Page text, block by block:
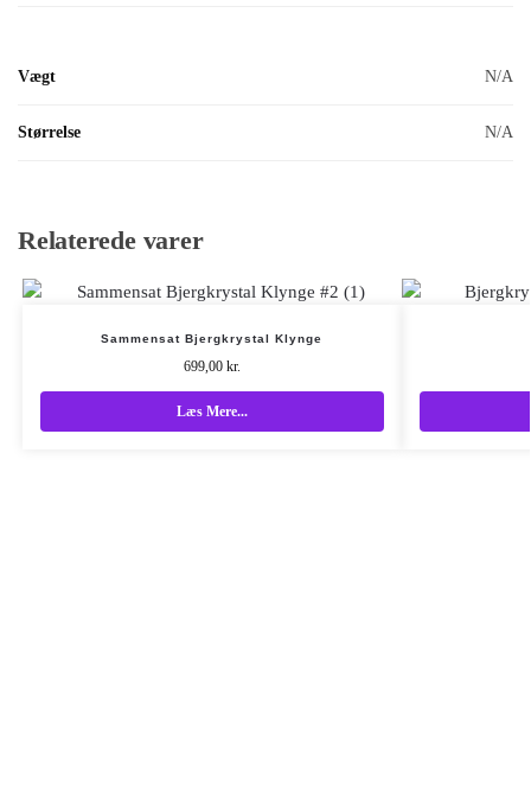
Vægt N/A
Størrelse N/A
Relaterede varer
Sammensat Bjergkrystal Klynge
699,00 kr.
Læs Mere...